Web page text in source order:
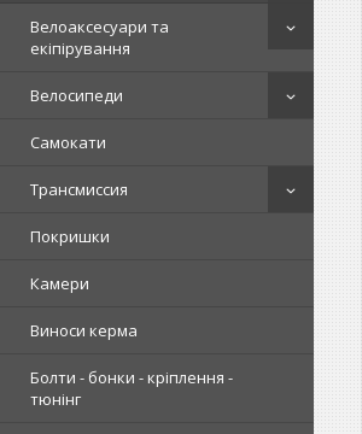
Велоаксесуари та
екіпірування
Велосипеди
Самокати
Трансмиссия
Покришки
Камери
Виноси керма
Болти - бонки - кріплення -
тюнінг